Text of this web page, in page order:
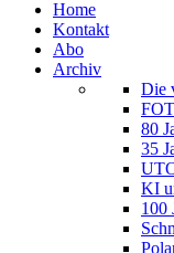
Home
Kontakt
Abo
Archiv
Die
80
35
KI
100